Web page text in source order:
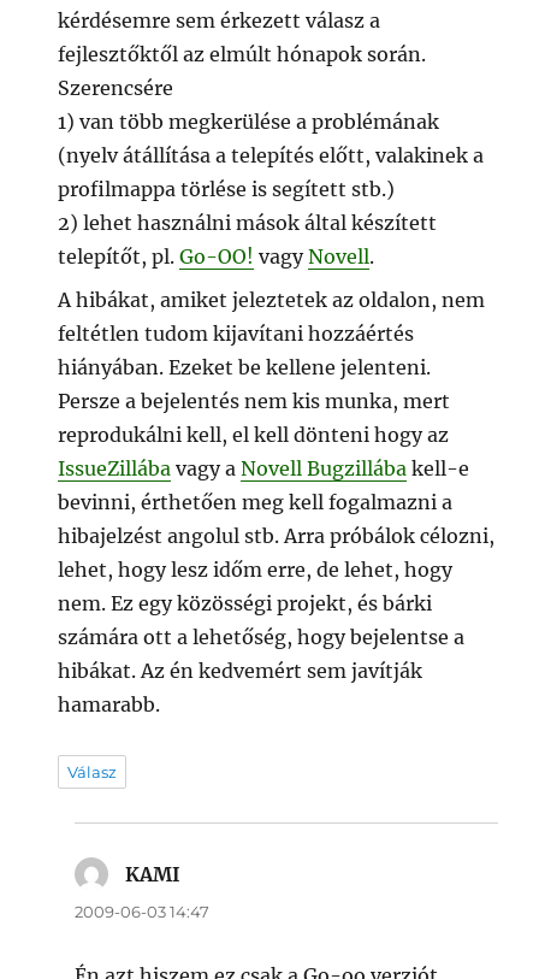
kérdésemre sem érkezett válasz a
fejlesztőktől az elmúlt hónapok során.
Szerencsére
1) van több megkerülése a problémának
(nyelv átállítása a telepítés előtt, valakinek a
profilmappa törlése is segített stb.)
2) lehet használni mások által készített
telepítőt, pl.Go-OO! vagyNovell.
A hibákat, amiket jeleztetek az oldalon, nem
feltétlen tudom kijavítani hozzáértés
hiányában. Ezeket be kellene jelenteni.
Persze a bejelentés nem kis munka, mert
reprodukálni kell, el kell dönteni hogy az
IssueZillába vagy aNovell Bugzillába kell-e
bevinni, érthetően meg kell fogalmazni a
hibajelzést angolul stb. Arra próbálok célozni,
lehet, hogy lesz időm erre, de lehet, hogy
nem. Ez egy közösségi projekt, és bárki
számára ott a lehetőség, hogy bejelentse a
hibákat. Az én kedvemért sem javítják
hamarabb.
Válasz
KAMI
2009-06-03 14:47